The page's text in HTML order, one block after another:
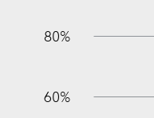
80%
60%